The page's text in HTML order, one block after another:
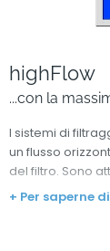
highFlow
...con la
I sistemi di
un flusso
del filtro. Sono
potenti sul
+ Per saperne